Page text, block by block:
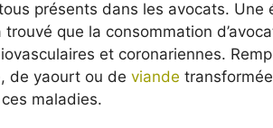
présents dans les avocats.
que la consommation
et coronariennes.
de yaourt ou de viande
maladies.